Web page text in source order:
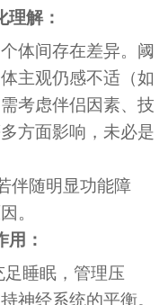
理解：
体间存在差异。阈
主观仍感不适（如
考虑伴侣因素、技
方面影响，未必是
伴随明显功能障
。
用：
足睡眠，管理压
神经系统的平衡。